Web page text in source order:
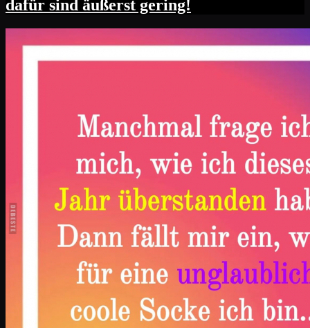
dafür sind äußerst gering!